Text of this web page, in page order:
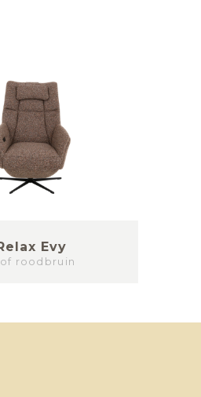
Evy
roodbruin